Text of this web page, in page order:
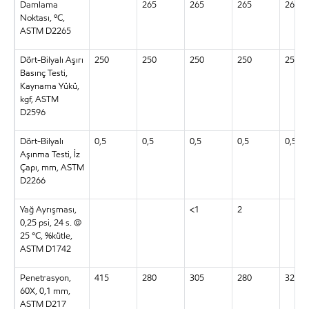
Damlama
Noktası, ºC,
ASTM D2265
265 265 265 265
Dört-Bilyalı Aşırı
Basınç Testi,
Kaynama Yükü,
kgf, ASTM
D2596
250 250 250 250 250
Dört-Bilyalı
Aşınma Testi, İz
Çapı, mm, ASTM
D2266
0,5 0,5 0,5 0,5 0,5
Yağ Ayrışması,
0,25 psi, 24 s. @
25 °C, %kütle,
ASTM D1742
<1 2
Penetrasyon,
60X, 0,1 mm,
ASTM D217
415 280 305 280 325